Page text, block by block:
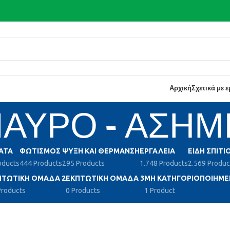
ΑρχικήΣχετικά με
-
ΦΩΤΙΣΜΌΣ
444 Products
ΨΎΞΗ ΚΑΙ ΘΈΡΜΑΝΣΗ
295 Products
ΕΡΓΑΛΕΊΑ
1.748 Products
ΕΊΔΗ
2.569
ΟΜΆΔΑ 2ΕΚΠΤΩΤΙΚΉ ΟΜΆΔΑ 3
0 Products
ΜΗ
1 Product